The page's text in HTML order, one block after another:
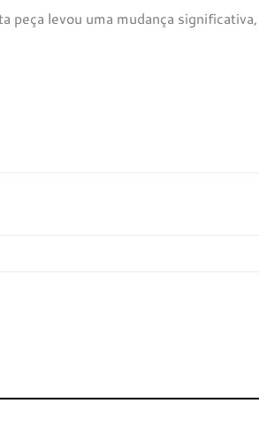
peça levou uma mudança significativa,